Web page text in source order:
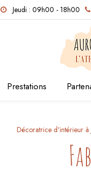
Jeudi : 09h00 - 18h00
Prestations
Décoratrice d'intérieur à